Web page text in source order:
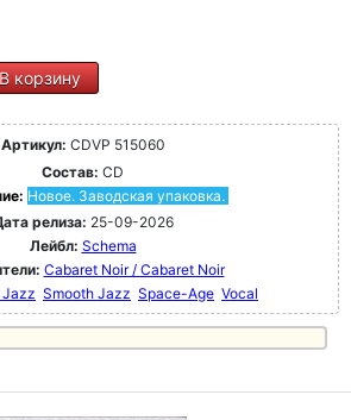
корзину
Артикул: CDVP 515060
Состав: CD
Новое. Заводская упаковка.
релиза: 25-09-2026
Лейбл: Schema
Cabaret Noir / Cabaret Noir
Jazz Smooth Jazz Space-Age Vocal